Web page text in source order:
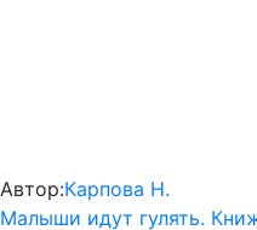
Автор:Карпова Н.
Малыши идут гулять.